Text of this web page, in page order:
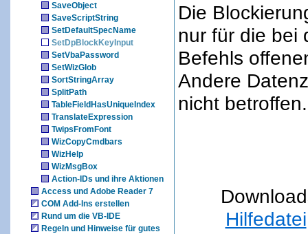
SaveObject
SaveScriptString
SetDefaultSpecName
SetDpBlockKeyInput
SetVbaPassword
SetWizGlob
SortStringArray
SplitPath
TableFieldHasUniqueIndex
TranslateExpression
TwipsFromFont
WizCopyCmdbars
WizHelp
WizMsgBox
Action-IDs und ihre Aktionen
Access und Adobe Reader 7
COM Add-Ins erstellen
Rund um die VB-IDE
Regeln und Hinweise für gutes
Die
nur für die bei
Befehls
Andere
nicht betroffen.
Hilfedatei